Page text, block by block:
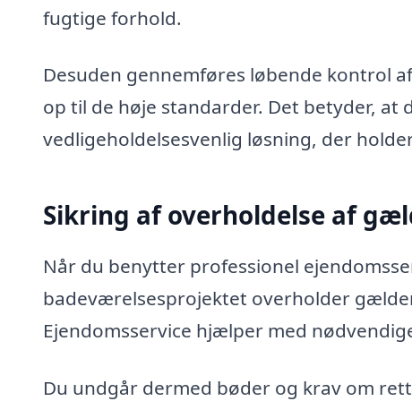
fugtige forhold.
Desuden gennemføres løbende kontrol
op til de høje standarder. Det betyder,
vedligeholdelsesvenlig løsning, der
Sikring af overholdelse af
Når du benytter professionel
badeværelsesprojektet overholder
Ejendomsservice hjælper med
Du undgår dermed bøder og krav om